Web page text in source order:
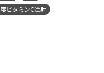
ビタミンC注射